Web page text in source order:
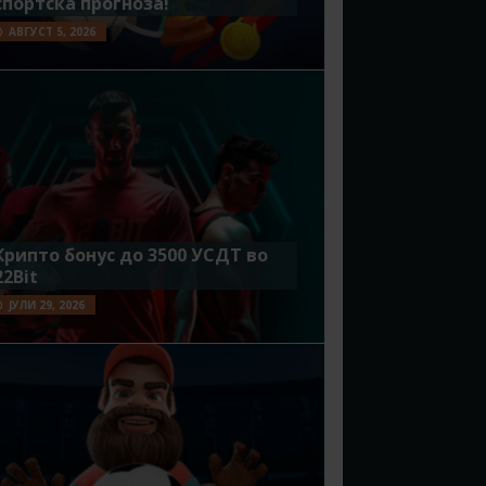
АВГУСТ 5, 2026
бонус до 3500 УСДТ во
ЈУЛИ 29, 2026